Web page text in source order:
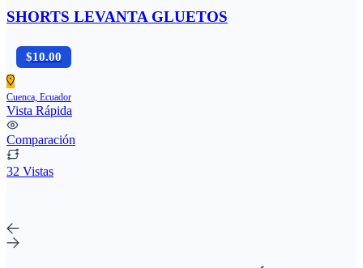
SHORTS LEVANTA GLUETOS
$10.00
Cuenca, Ecuador
Vista Rápida
Comparación
32 Vistas